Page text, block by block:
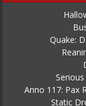
Quake:
Anno 117: Pax
Static